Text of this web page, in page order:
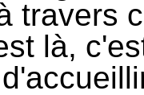
travers
là,